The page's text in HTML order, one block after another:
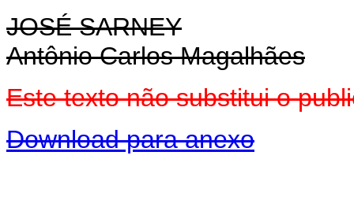
JOSÉ SARNEY
Antônio Carlos Magalhães
Este texto não substitui o
Download para anexo